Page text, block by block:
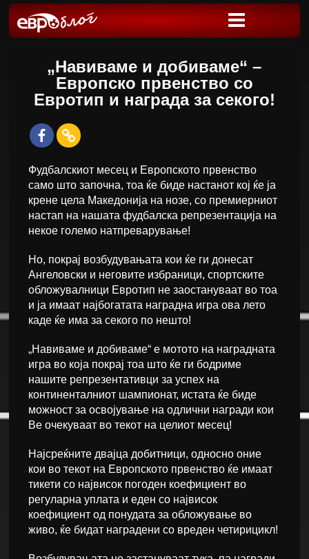
„Навиваме и добиваме“ –
Европско првенство со
Евротип и награда за секого!
Фудбалскиот месец и Европското првенство
само што започна, тоа ќе биде настанот кој ќе ја
крене цела Македонија на нозе, со премиерниот
настап на нашата фудбалска репрезентација на
некое големо натпреварување!
Но, покрај возбудувањата кои ќе ги донесат
Ангеловски и неговите избраници, спортските
обложувалници Евротип не заостануваат во тоа
и ја имаат најбогатата наградна игра ова лето
каде ќе има за секого по нешто!
„Навиваме и добиваме“ е мотото на наградната
игра во која покрај тоа што ќе ги бодриме
нашите репрезентативци за успех на
континенталниот шампионат, истата ќе биде
можност за освојување на одлични награди кои
Ве очекуваат во текот на целиот месец!
Најсреќните двајца добитници, односно оние
кои во текот на Европското првенство ќе имаат
тикети со највисок погоден коефициент во
регуларна уплата и еден со највисок
коефициент од понудата за обложување во
живо, ќе бидат наградени со вреден четирицикл!